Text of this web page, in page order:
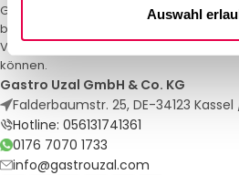
Auswahl
Gastro Uzal – Ihr Spezialist für
bieten maßgeschneiderte Lösungen für
Veranstaltungen. Qualität und Service,
können.
Gastro Uzal GmbH & Co. KG
Falderbaumstr. 25, DE-34123
Hotline: 056131741361
0176 7070 1733
info@gastrouzal.com